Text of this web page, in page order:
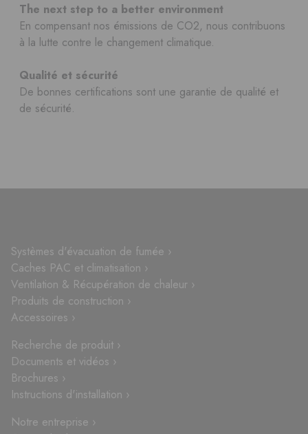
The next step to a better environment
En compensant nos émissions de CO2, nous contribuons
à la lutte contre le changement climatique.
Qualité et sécurité
De bonnes certifications sont une garantie de qualité et
de sécurité.
Systèmes d'évacuation de fumée ›
Caches PAC et climatisation ›
Ventilation & Récupération de chaleur ›
Produits de construction ›
Accessoires ›
Recherche de produit ›
Documents et vidéos ›
Brochures ›
Instructions d'installation ›
Notre entreprise ›